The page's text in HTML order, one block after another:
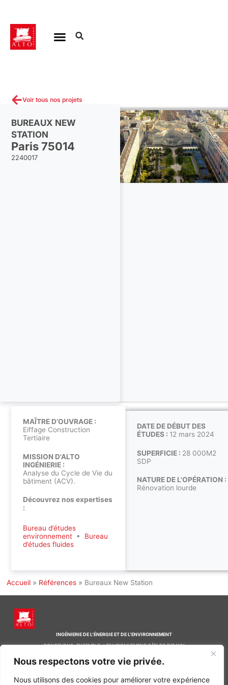
Nous respectons votre vie privée.
Nous utilisons des cookies pour améliorer votre expérience
contenu
Voir tous nos projets
BUREAUX NEW
STATION
Paris 75014
2240017
DATE DE DÉBUT DES
ÉTUDES : 12 mars 2024
SUPERFICIE : 28 000M2
SDP
NATURE DE L'OPÉRATION :
Rénovation lourde
MAÎTRE D’OUVRAGE :
Eiffage Construction
Tertiaire
MISSION D'ALTO
INGÉNIERIE :
Analyse du Cycle de Vie du
bâtiment (ACV).
Découvrez nos expertises
:
Bureau d’études
environnement• Bureau
d’études fluides
Accueil » Références » Bureaux New Station
INGÉNIERIE DE L’ÉNERGIE ET DE L’ENVIRONNEMENT
CONCEVONS, ENSEMBLE, L’ENVIRONNEMENT BÂTI DE DEMAIN
CONTACT